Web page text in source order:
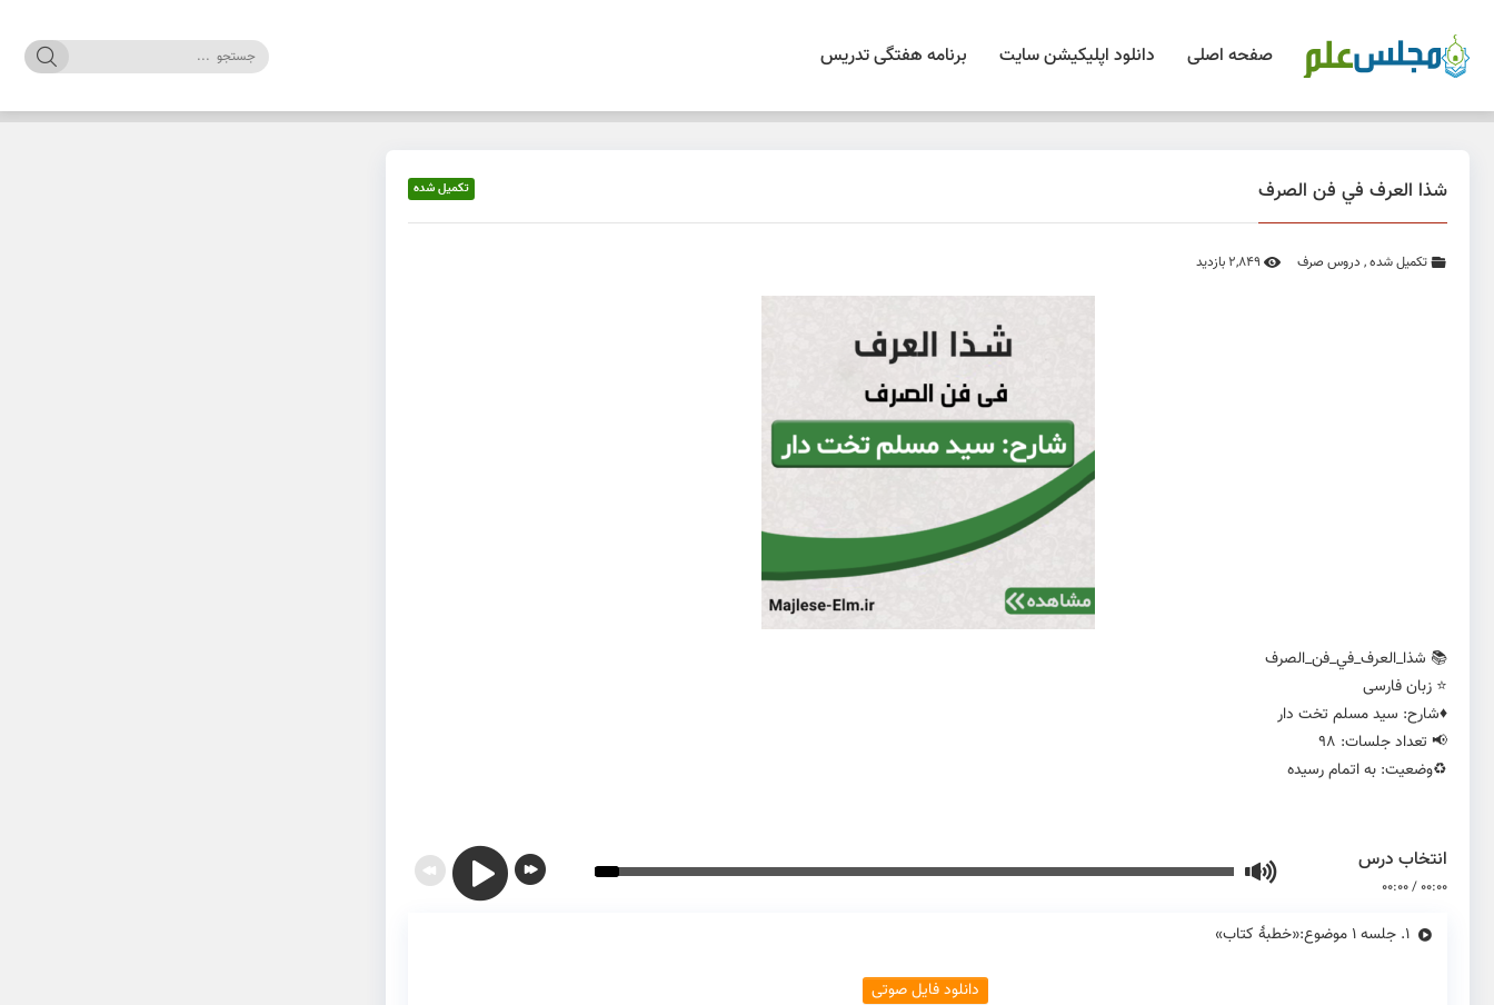
صفحه اصلی دانلود اپلیکیشن سایت برنامه هفتگی تدریس
شذا العرف في فن الصرف تکمیل شده
تکمیل شده, دروس صرف
📚 شذا_العرف_في_فن_الصرف
⭐️ زبان فارسی
♦️شارح: سید مسلم تخت دار
📢 تعداد جلسات: 98
♻️وضعیت: به اتمام رسیده
انتخاب درس
00:00
/
00:00
1. جلسه ۱ موضوع:«خطبهٔ کتاب»
دانلود فایل صوتی